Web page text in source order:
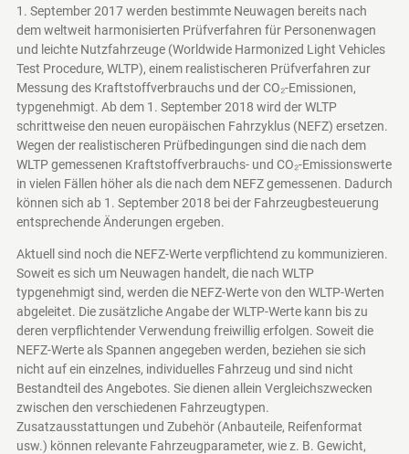
1. September 2017 werden bestimmte Neuwagen bereits nach
dem weltweit harmonisierten Prüfverfahren für Personenwagen
und leichte Nutzfahrzeuge (Worldwide Harmonized Light Vehicles
Test Procedure, WLTP), einem realistischeren Prüfverfahren zur
Messung des Kraftstoffverbrauchs und der CO₂-Emissionen,
typgenehmigt. Ab dem 1. September 2018 wird der WLTP
schrittweise den neuen europäischen Fahrzyklus (NEFZ) ersetzen.
Wegen der realistischeren Prüfbedingungen sind die nach dem
WLTP gemessenen Kraftstoffverbrauchs- und CO₂-Emissionswerte
in vielen Fällen höher als die nach dem NEFZ gemessenen. Dadurch
können sich ab 1. September 2018 bei der Fahrzeugbesteuerung
entsprechende Änderungen ergeben.
Aktuell sind noch die NEFZ-Werte verpflichtend zu kommunizieren.
Soweit es sich um Neuwagen handelt, die nach WLTP
typgenehmigt sind, werden die NEFZ-Werte von den WLTP-Werten
abgeleitet. Die zusätzliche Angabe der WLTP-Werte kann bis zu
deren verpflichtender Verwendung freiwillig erfolgen. Soweit die
NEFZ-Werte als Spannen angegeben werden, beziehen sie sich
nicht auf ein einzelnes, individuelles Fahrzeug und sind nicht
Bestandteil des Angebotes. Sie dienen allein Vergleichszwecken
zwischen den verschiedenen Fahrzeugtypen.
Zusatzausstattungen und Zubehör (Anbauteile, Reifenformat
usw.) können relevante Fahrzeugparameter, wie z. B. Gewicht,